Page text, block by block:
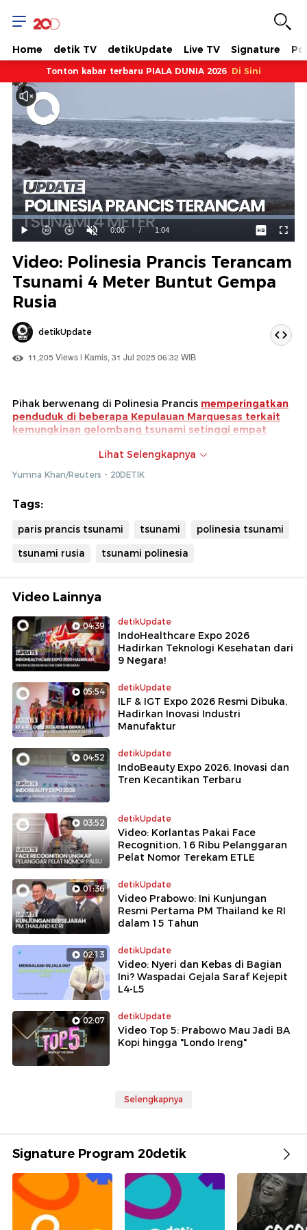
Home detik TV detikUpdate Live TV Signature
Tonton kabar terbaru PIALA DUNIA 2026 Di Sini
Mainkan
Suara
Hidup
Waktu
ini
0:00 / Durasi
1:04
Dimuat:
100.00%
Video: Polinesia Prancis Terancam
Tsunami 4 Meter Buntut Gempa
Rusia
detikUpdate
11,205 Views | Kamis, 31 Jul 2025 06:32 WIB
Pihak berwenang di Polinesia Prancis memperingatkan
penduduk di beberapa Kepulauan Marquesas terkait
kemungkinan gelombang tsunami setinggi empat
dikeluarkan menyusul gempa besar berkekuatan M 8,8 di
lepas pantai Semenanjung Kamchatka, Rusia, yang
memicu gelombang tsunami.
Mereka mengatakan gelombang akan mencapai pulau
setempat. Kepulauan lain di Polinesia Prancis juga
kurang dari 30 cm.
Lihat Selengkapnya
Yumna Khan/Reuters - 20DETIK
Tags:
paris prancis tsunami tsunami
polinesia tsunami
tsunami rusia
tsunami polinesia
Video Lainnya
04:39 detikUpdate
IndoHealthcare Expo 2026
Hadirkan Teknologi Kesehatan dari
9 Negara!
05:54 detikUpdate
ILF & IGT Expo 2026 Resmi Dibuka,
Hadirkan Inovasi Industri
Manufaktur
04:52 detikUpdate
IndoBeauty Expo 2026, Inovasi dan
Tren Kecantikan Terbaru
03:52 detikUpdate
Video: Korlantas Pakai Face
Recognition, 16 Ribu Pelanggaran
Pelat Nomor Terekam ETLE
01:36 detikUpdate
Video Prabowo: Ini Kunjungan
Resmi Pertama PM Thailand ke RI
dalam 15 Tahun
02:13 detikUpdate
Video: Nyeri dan Kebas di Bagian
Ini? Waspadai Gejala Saraf Kejepit
L4-L5
02:07 detikUpdate
Video Top 5: Prabowo Mau Jadi BA
Kopi hingga "Londo Ireng"
Selengkapnya
Signature Program 20detik